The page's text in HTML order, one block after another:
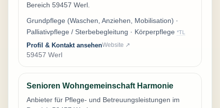
Bereich 59457 Werl.
Grundpflege (Waschen, Anziehen, Mobilisation) ·
Palliativpflege / Sterbebegleitung · Körperpflege *TL
Profil & Kontakt ansehenWebsite ↗
59457 Werl
Senioren Wohngemeinschaft Harmonie
Anbieter für Pflege- und Betreuungsleistungen im